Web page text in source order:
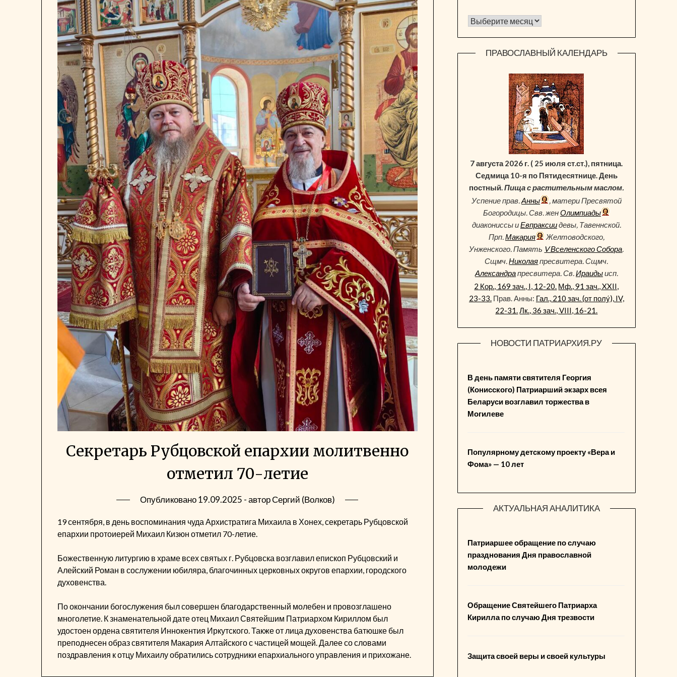
Секретарь Рубцовской епархии молитвенно
отметил 70-летие
Опубликовано19.09.2025 - авторСергий (Волков)
19 сентября, в день воспоминания чуда Архистратига Михаила в Хонех, секретарь Рубцовской
епархии протоиерей Михаил Кизюн отметил 70-летие.
Божественную литургию в храме всех святых г. Рубцовска возглавил епископ Рубцовский и
Алейский Роман в сослужении юбиляра, благочинных церковных округов епархии, городского
духовенства.
По окончании богослужения был совершен благодарственный молебен и провозглашено
многолетие. К знаменательной дате отец Михаил Святейшим Патриархом Кириллом был
удостоен ордена святителя Иннокентия Иркутского. Также от лица духовенства батюшке был
преподнесен образ святителя Макария Алтайского с частицей мощей. Далее со словами
поздравления к отцу Михаилу обратились сотрудники епархиального управления и прихожане.
Архив новостей
ПРАВОСЛАВНЫЙ КАЛЕНДАРЬ
7 августа 2026 г. ( 25 июля ст.ст.), пятница.
Седмица 10-я по Пятидесятнице. День
постный.Пища с растительным маслом.
Успение прав.Анны
, матери Пресвятой
Богородицы. Свв. женОлимпиады
диакониссы иЕвпраксиидевы, Тавеннской.
Прп.Макария
Желтоводского,
Унженского. Память V Вселенского Собора.
Сщмч.Николаяпресвитера. Сщмч.
Александрапресвитера. Св.Ираидыисп.
2 Кор., 169 зач., I, 12-20. Мф., 91 зач., XXII,
23-33.Прав. Анны: Гал., 210 зач. (от полу́), IV,
22-31.Лк., 36 зач., VIII, 16-21.
НОВОСТИ ПАТРИАРХИЯ.РУ
В день памяти святителя Георгия
(Конисского) Патриарший экзарх всея
Беларуси возглавил торжества в
Могилеве
Популярному детскому проекту «Вера и
Фома» — 10 лет
АКТУАЛЬНАЯ АНАЛИТИКА
Патриаршее обращение по случаю
празднования Дня православной
молодежи
Обращение Святейшего Патриарха
Кирилла по случаю Дня трезвости
Защита своей веры и своей культуры